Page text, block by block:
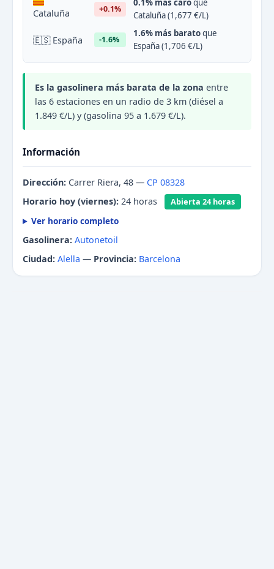
Cataluña +0.1%
0.1% más caroque
Cataluña (1,677 €/L)
🇪🇸 España -1.6%
1.6% más baratoque
España (1,706 €/L)
Es la gasolinera más barata de la zona entre
las 6 estaciones en un radio de 3 km (diésel a
1.849 €/L) y (gasolina 95 a 1.679 €/L).
Información
Dirección: Carrer Riera, 48 — CP 08328
Horario hoy (viernes): 24 horas Abierta 24 horas
Ver horario completo
Gasolinera: Autonetoil
Ciudad: Alella — Provincia: Barcelona